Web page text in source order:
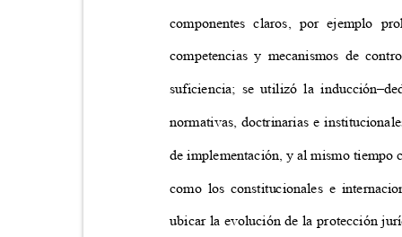
componentes claros, por ejemplo
competencias y mecanismos de
suficiencia; se utilizó la
normativas, doctrinarias e
de implementación, y al mismo tiempo
como los constitucionales e
ubicar la evolución de la protección